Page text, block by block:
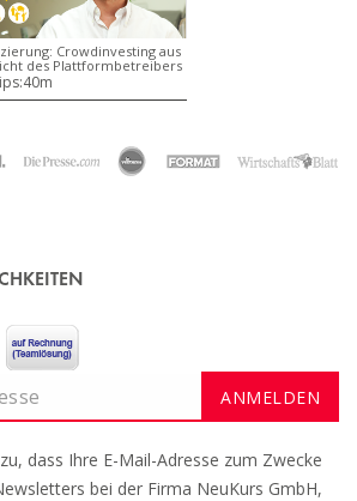
Crowdinvesting aus
des Plattformbetreibers
40m
dass Ihre E-Mail-Adresse zum Zwecke
bei der Firma NeuKurs GmbH,